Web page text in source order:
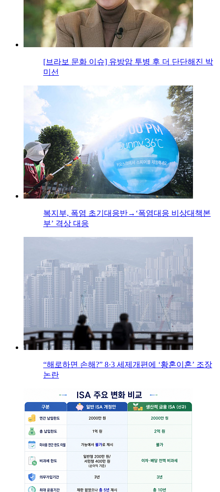
[브라보 문화 이슈] 유방암 투병 후 더 단단해진 박
미선
복지부, 폭염 초기대응반→‘폭염대응 비상대책본
부’ 격상 대응
“해로하면 손해?” 8·3 세제개편에 ‘황혼이혼’ 조장
논란